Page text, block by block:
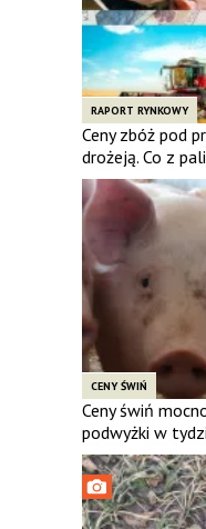
RAPORT RYNKOWY
Ceny zbóż pod
drożeją. Co z
CENY ŚWIŃ
Ceny świń
podwyżki w